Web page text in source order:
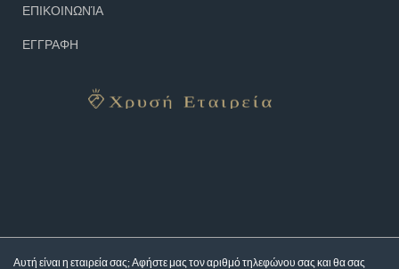
Αυτή είναι η εταιρεία σας; Αφήστε μας τον αριθμό τηλεφώνου σας και θα σας
ΕΠΙΚΟΙΝΩΝΊΑ
ΕΓΓΡΑΦΗ